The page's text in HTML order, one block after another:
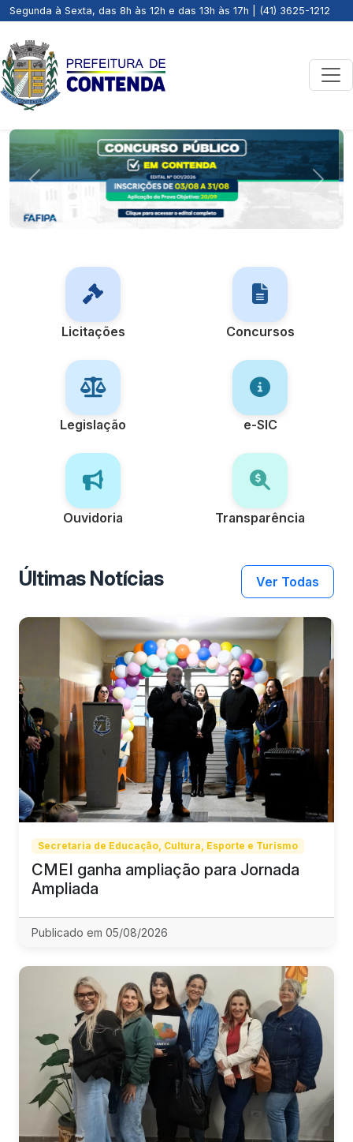
Segunda à Sexta, das 8h às 12h e das 13h às 17h | (41) 3625-1212
Previous Next
Licitações Concursos
Legislação e-SIC
Ouvidoria Transparência
Últimas Notícias Ver Todas
Secretaria de Educação, Cultura, Esporte e Turismo
CMEI ganha ampliação para Jornada
Ampliada
Publicado em 05/08/2026